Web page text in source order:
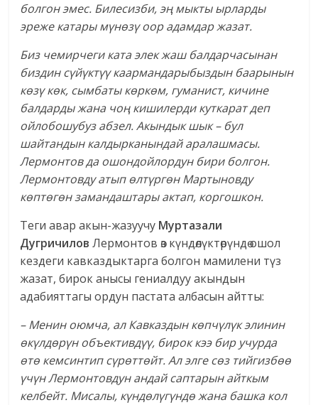
болгон эмес. Билесизби, эң мыкты ырларды
эреже катары мүнөзү оор адамдар жазат.
Биз чемирчеги ката элек жаш балдарчасынан
биздин сүйүктүү каармандарыбыздын баарынын
көзү көк, сымбаты көркөм, гуманист, кичине
балдарды жана чоң кишилерди куткарат деп
ойлобошубуз абзел. Акындык шык – бул
шайтандын калдырканындай аралашмасы.
Лермонтов да ошондойлордун бири болгон.
Лермонтовду атып өлтүргөн Мартыновду
көптөгөн замандаштары актап, коргошкон.
Теги авар акын-жазуучу Муртазали
ДугричиловЛермонтов өз күндөлүктөрүндө ошол
кездеги кавказдыктарга болгон мамилени түз
жазат, бирок анысы гениалдуу акындын
адабияттагы ордун пастата албасын айтты:
– Менин оюмча, ал Кавказдын көпчүлүк элинин
өкүлдөрүн объективдүү, бирок кээ бир учурда
өтө кемсинтип сүрөттөйт. Ал элге сөз тийгизбөө
үчүн Лермонтовдун андай саптарын айткым
келбейт. Мисалы, күндөлүгүндө жана башка кол